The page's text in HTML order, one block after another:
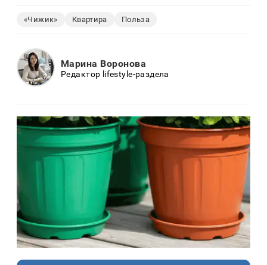
«Чижик» Квартира Польза
Марина Воронова
Редактор lifestyle-раздела